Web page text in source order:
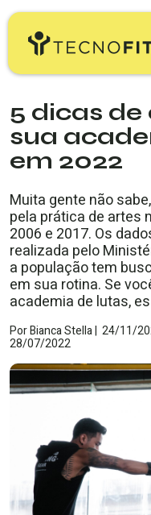
5 dicas
sua
em 2022
Muita gente não
pela prática de artes
2006 e 2017. Os
realizada pelo
a população tem
em sua rotina. Se
academia de lutas,
PorBianca Stella| 24/11/
28/07/2022